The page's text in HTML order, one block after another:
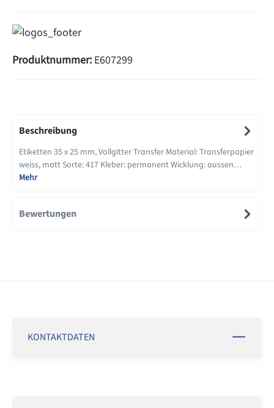
Produktnummer: E607299
Beschreibung
Etiketten 35 x 25 mm, Vollgitter Transfer Material: Transferpapier
weiss, matt Sorte: 417 Kleber: permanent Wicklung: aussen…
Mehr
Bewertungen
KONTAKTDATEN